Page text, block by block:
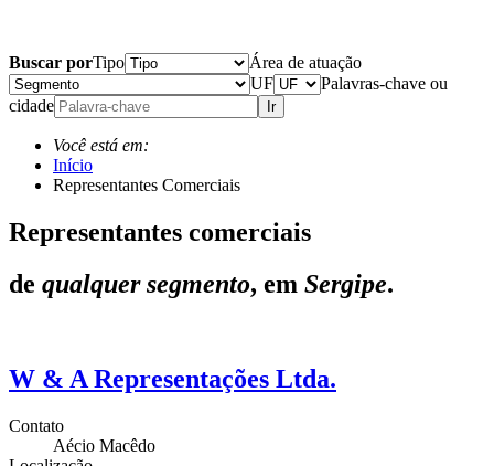
Buscar porTipo
Área de atuação
UF
Palavras-chave ou
cidade
Ir
Você está em:
Início
Representantes Comerciais
Representantes comerciais
de qualquer segmento, em Sergipe.
W & A Representações Ltda.
Contato
Aécio Macêdo